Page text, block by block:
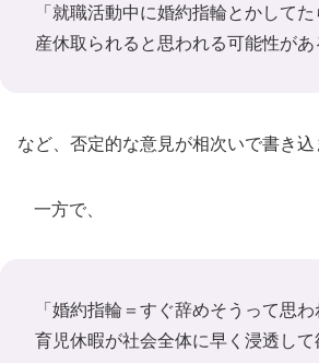
「就職活動中に婚約指輪とかして
産休取られると思われる可能性があ
など、否定的な意見が相次いで書き込
一方で、
「婚約指輪＝すぐ辞めそうって思
育児休暇が社会全体に早く浸透して